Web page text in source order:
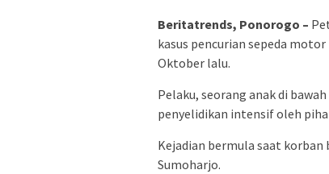
Beritatrends, Ponorogo –
kasus pencurian sepeda
Oktober lalu.
Pelaku, seorang anak di
penyelidikan intensif oleh
Kejadian bermula saat korban
Sumoharjo.